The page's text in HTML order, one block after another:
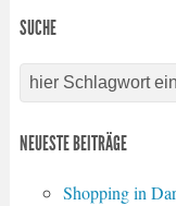
SUCHE
NEUESTE BEITRÄGE
Shopping in